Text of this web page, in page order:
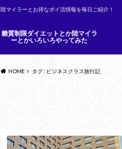
糖質制限ダイエットとか陸マイラ
ーとかいろいろやってみた
陸マイラーとお得なポイ活情報を毎日ご紹介！
HOME タグ : ビジネスクラス旅行記